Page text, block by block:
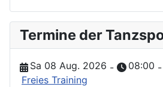
Termine der
Sa 08 Aug. 2026 - 08:00 -
Freies Training